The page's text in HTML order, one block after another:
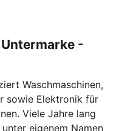
-
Waschmaschinen,
sowie Elektronik für
Viele Jahre lang
eigenem Namen